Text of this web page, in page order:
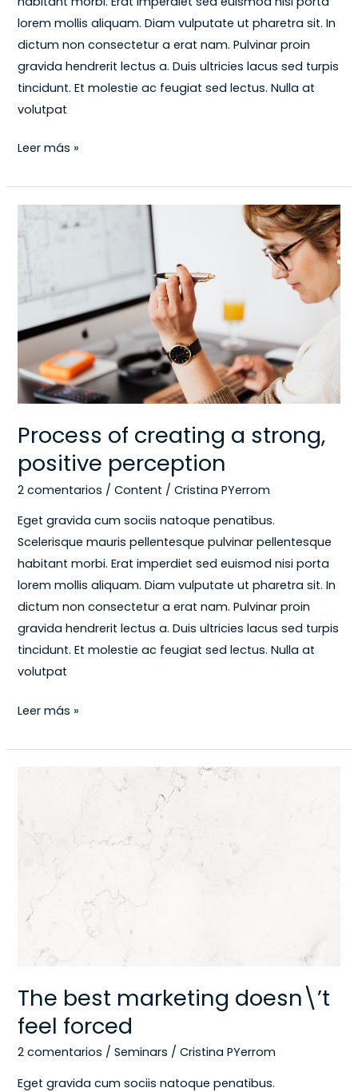
lorem mollis aliquam. Diam vulputate ut pharetra sit. In
dictum non consectetur a erat nam. Pulvinar proin
gravida hendrerit lectus a. Duis ultricies lacus sed turpis
tincidunt. Et molestie ac feugiat sed lectus. Nulla at
volutpat
Leer más »
Process of creating a strong,
positive perception
2 comentarios /Content /Cristina PYerrom
Eget gravida cum sociis natoque penatibus.
Scelerisque mauris pellentesque pulvinar pellentesque
habitant morbi. Erat imperdiet sed euismod nisi porta
lorem mollis aliquam. Diam vulputate ut pharetra sit. In
dictum non consectetur a erat nam. Pulvinar proin
gravida hendrerit lectus a. Duis ultricies lacus sed turpis
tincidunt. Et molestie ac feugiat sed lectus. Nulla at
volutpat
of
strong,
positive
perception
Leer más »
The best marketing doesn\’t
feel forced
2 comentarios /Seminars /Cristina PYerrom
Eget gravida cum sociis natoque penatibus.
marketing
doesn\’t